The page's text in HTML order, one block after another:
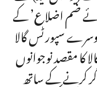
ضم اضلاع’ کے
سپورٹس گالا
کا مقصد نوجوانوں
کرنے کے ساتھ